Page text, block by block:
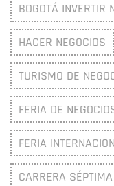
BOGOTÁ INVERTIR
HACER NEGOCIOS
TURISMO DE
FERIA DE
FERIA
CARRERA SÉPTIMA